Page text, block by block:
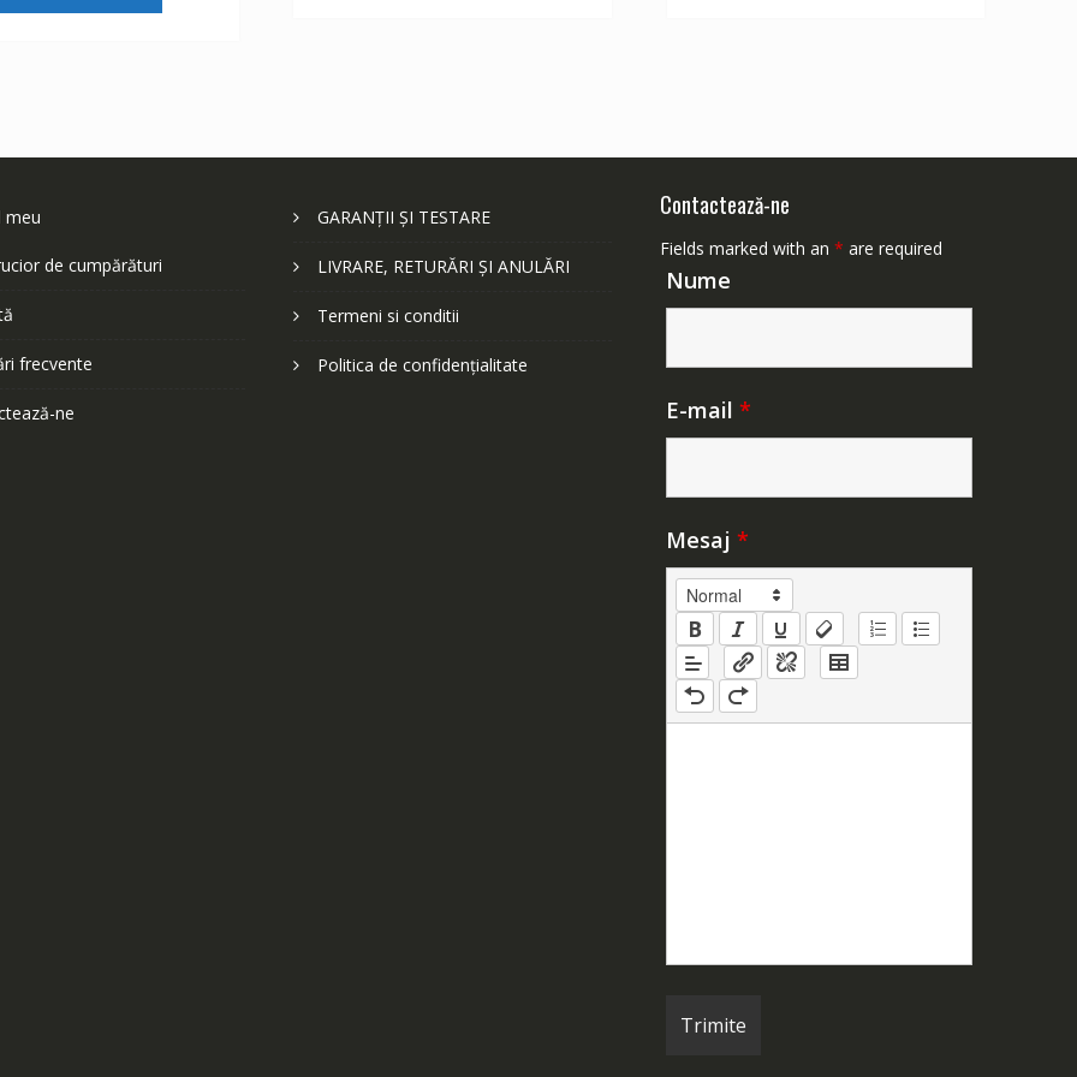
meu
de cumpărături
frecvente
ne
GARANȚII ȘI TESTARE
LIVRARE, RETURĂRI ȘI ANULĂRI
Termeni si conditii
Politica de confidențialitate
Contactează-ne
Fields marked with an * are required
Nume
E-mail *
Mesaj *